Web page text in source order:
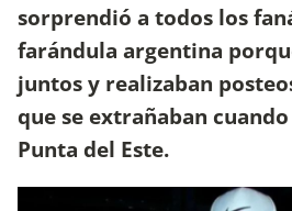
sorprendió a todos los
farándula argentina
juntos y realizaban
que se extrañaban
Punta del Este.